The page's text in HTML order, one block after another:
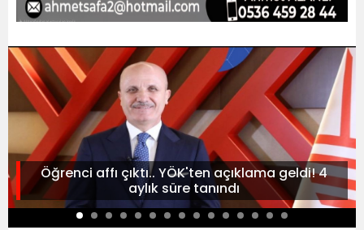
Öğrenci affı çıktı.. YÖK'ten açıklama geldi! 4
aylık süre tanındı